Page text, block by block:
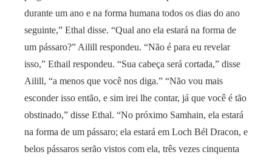
durante um ano e na forma humana todos os dias do ano
seguinte,” Ethal disse. “Qual ano ela estará na forma de
um pássaro?” Ailill respondeu. “Não é para eu revelar
isso,” Ethail respondeu. “Sua cabeça será cortada,” disse
Ailill, “a menos que você nos diga.” “Não vou mais
esconder isso então, e sim irei lhe contar, já que você é tão
obstinado,” disse Ethal. “No próximo Samhain, ela estará
na forma de um pássaro; ela estará em Loch Bél Dracon, e
belos pássaros serão vistos com ela, três vezes cinquenta